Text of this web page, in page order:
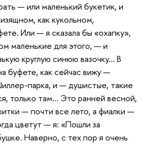
— или маленький букетик, и
как кукольном,
Или — я сказала бы «охапку»,
маленькие для этого, — и
круглую синюю вазочку… В
буфете, как сейчас вижу —
парка, и — душистые, такие
только там… Это ранней весной,
— почти все лето, а фиалки —
цветут — я: «Пошли за
Наверно, с тех пор я очень